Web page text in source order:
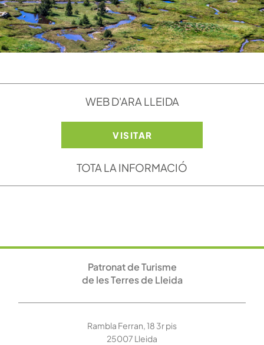
WEB D'ARA LLEIDA
VISITAR
TOTA LA INFORMACIÓ
Patronat de Turisme
de les Terres de Lleida
Rambla Ferran, 18 3r pis
25007 Lleida